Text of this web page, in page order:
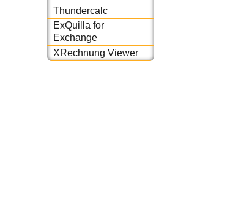
Thundercalc
ExQuilla for
Exchange
XRechnung Viewer